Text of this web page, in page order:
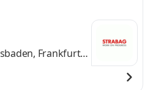
Frankfurt